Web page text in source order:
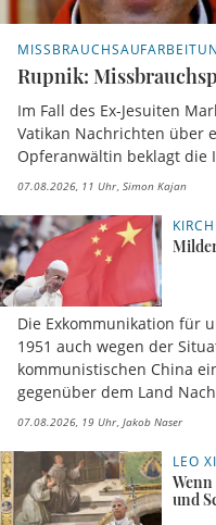
Rupnik:
Im Fall des Ex-Jesuiten
Vatikan Nachrichten über
Opferanwältin beklagt die
07.08.2026, 11 Uhr Simon Kajan
Die Exkommunikation für
1951 auch wegen der
kommunistischen China
gegenüber dem Land
07.08.2026, 19 Uhr Jakob Naser
LEO
und